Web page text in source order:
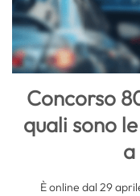
Concorso
quali sono
È online dal 29